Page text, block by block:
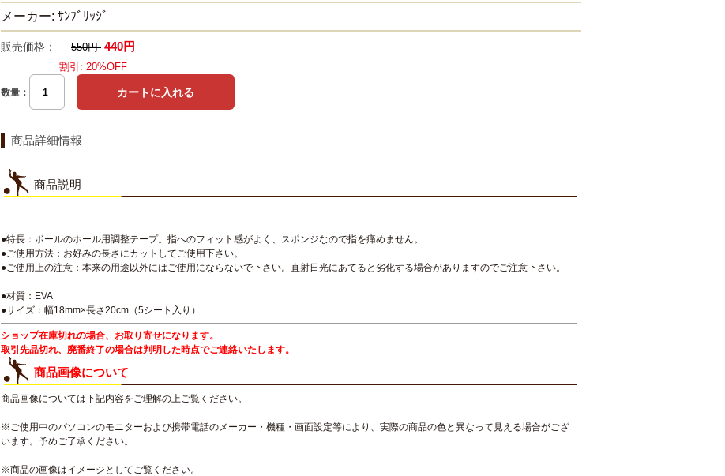
メーカー: ｻﾝﾌﾞﾘｯｼﾞ
販売価格： 550円 440円
割引: 20%OFF
数量：
商品詳細情報
商品説明
●特長：ボールのホール用調整テープ。指へのフィット感がよく、スポンジなので指を痛めません。
●ご使用方法：お好みの長さにカットしてご使用下さい。
●ご使用上の注意：本来の用途以外にはご使用にならないで下さい。直射日光にあてると劣化する場合がありますのでご注意下さい。
●材質：EVA
●サイズ：幅18mm×長さ20cm（5シート入り）
ショップ在庫切れの場合、お取り寄せになります。
取引先品切れ、廃番終了の場合は判明した時点でご連絡いたします。
商品画像について
商品画像については下記内容をご理解の上ご覧ください。
※ご使用中のパソコンのモニターおよび携帯電話のメーカー・機種・画面設定等により、実際の商品の色と異なって見える場合がござ
います。予めご了承ください。
※商品の画像はイメージとしてご覧ください。